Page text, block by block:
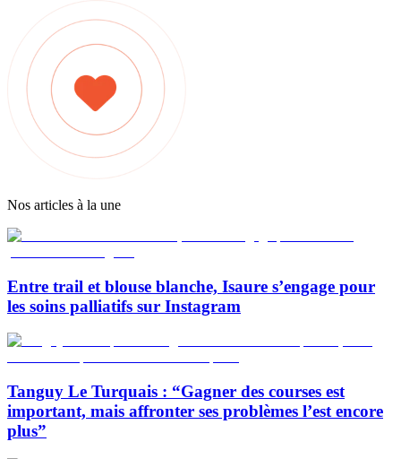
Nos articles à la une
Entre trail et blouse blanche, Isaure s’engage pour
les soins palliatifs sur Instagram
Tanguy Le Turquais : “Gagner des courses est
important, mais affronter ses problèmes l’est encore
plus”